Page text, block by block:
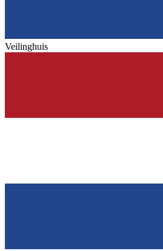
Veilinghuis